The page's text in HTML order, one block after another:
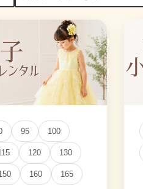
95 100
120 130
160 165